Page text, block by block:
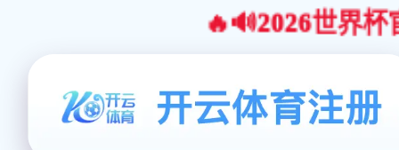
🔥🔊2026世界杯官网